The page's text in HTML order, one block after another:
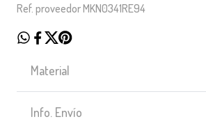
Ref. proveedor MKN0341RE94
Material
Info. Envío